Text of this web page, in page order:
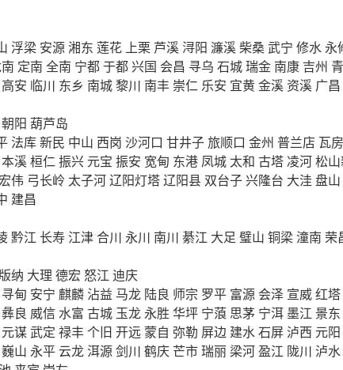
浮梁 安源湘东 莲花 上栗 芦溪 浔阳 濂溪柴桑武宁 修水 永
定南 全南 宁都于都兴国 会昌 寻乌 石城瑞金 南康 吉州
高安 临川 东乡 南城黎川 南丰 崇仁 乐安 宜黄金溪 资溪 广昌
朝阳 葫芦岛
法库新民 中山 西岗 沙河口 甘井子旅顺口 金州 普兰店 瓦
本溪桓仁振兴 元宝 振安 宽甸 东港 凤城 太和 古塔 凌河松
伟 弓长岭 太子河辽阳灯塔辽阳县 双台子兴隆台 大洼 盘山
建昌
黔江 长寿 江津合川 永川 南川 綦江 大足 璧山 铜梁潼南 荣
纳 大理 德宏 怒江 迪庆
寻甸 安宁 麒麟 沾益 马龙 陆良 师宗 罗平 富源 会泽 宣威红塔
彝良 威信水富 古城 玉龙 永胜 华坪 宁蒗 思茅 宁洱 墨江 景东
元谋武定 禄丰个旧 开远 蒙自 弥勒 屏边 建水石屏 泸西 元阳
巍山 永平 云龙 洱源剑川 鹤庆 芒市瑞丽 梁河盈江 陇川 泸水